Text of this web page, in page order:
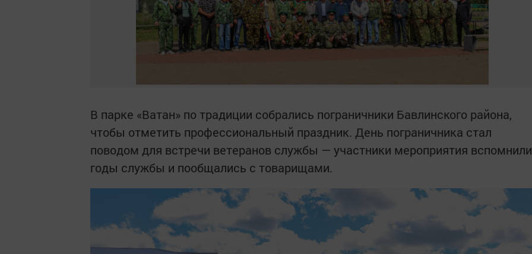
В парке «Ватан» по традиции собрались пограничники Бавлинского района,
чтобы отметить профессиональный праздник. День пограничника стал
поводом для встречи ветеранов службы — участники мероприятия вспомнили
годы службы и пообщались с товарищами.